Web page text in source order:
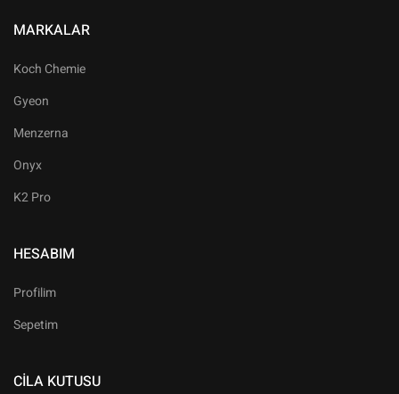
MARKALAR
Koch Chemie
Gyeon
Menzerna
Onyx
K2 Pro
HESABIM
Profilim
Sepetim
CILA KUTUSU